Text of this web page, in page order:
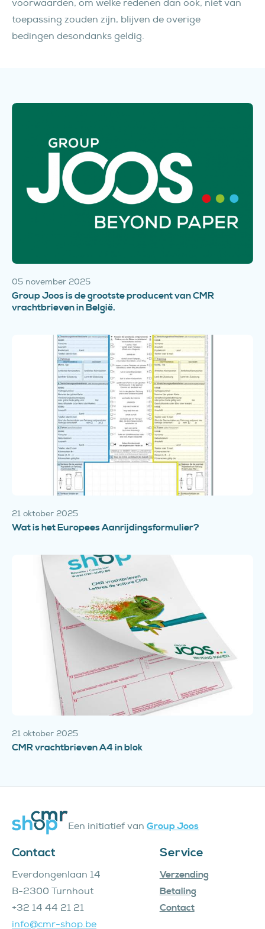
voorwaarden, om welke redenen dan ook, niet van
toepassing zouden zijn, blijven de overige
bedingen desondanks geldig.
05 november 2025
Group Joos is de grootste producent van CMR
vrachtbrieven in België.
21 oktober 2025
Wat is het Europees Aanrijdingsformulier?
21 oktober 2025
CMR vrachtbrieven A4 in blok
Een initiatief vanGroup Joos
Contact
Everdongenlaan 14
B-2300 Turnhout
+32 14 44 21 21
info@cmr-shop.be
Service
Verzending
Betaling
Contact